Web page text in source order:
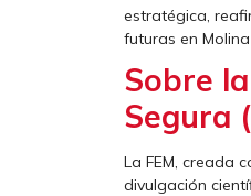
estratégica,
futuras en
Sobre
Segura
La FEM, creada
divulgación